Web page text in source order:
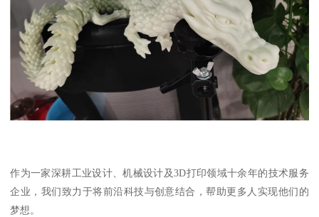
作为一家深耕工业设计、机械设计及3D打印领域十余年的技术服务
企业，我们致力于将前沿科技与创意结合，帮助更多人实现他们的
梦想。